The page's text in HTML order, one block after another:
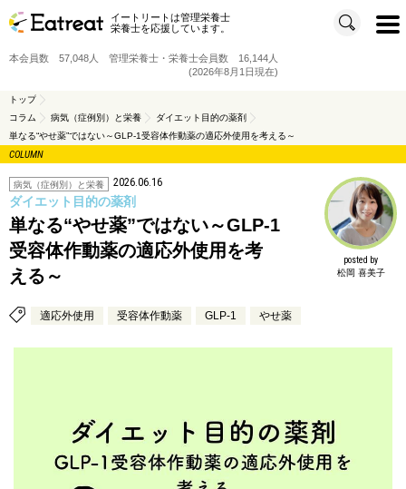
イートリートは管理栄養士
栄養士を応援しています。
t
o
i
本会員数 57,048人 管理栄養士・栄養士会員数 16,144人
(2026年8月1日現在)
トップ
コラム
病気（症例別）と栄養
ダイエット目的の薬剤
単なる“やせ薬”ではない～GLP-1受容体作動薬の適応外使用を考える～
COLUMN
病気（症例別）と栄養 2026.06.16
ダイエット目的の薬剤
単なる“やせ薬”ではない～GLP-1
受容体作動薬の適応外使用を考
える～
posted by
松岡 喜美子
適応外使用 受容体作動薬 GLP-1 やせ薬